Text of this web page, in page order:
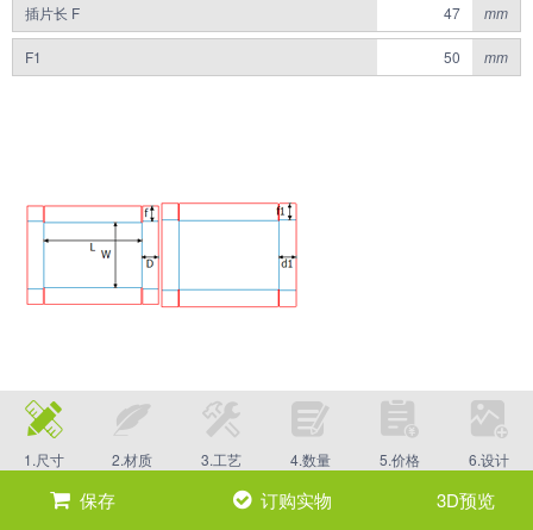
插片长 F mm
F1 mm
1.尺寸 2.材质 3.工艺 4.数量 5.价格 6.设计
保存 订购实物 3D预览